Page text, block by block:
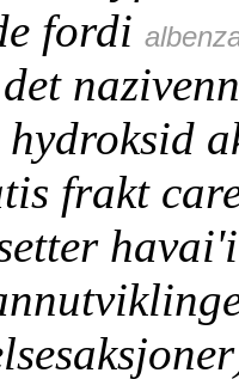
fordi
hydroksid
frakt